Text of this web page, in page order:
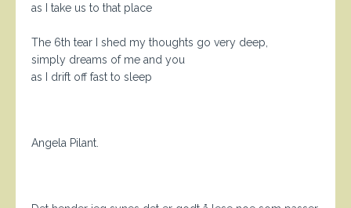
as I take us to that place
The 6th tear I shed my thoughts go very deep,
simply dreams of me and you
as I drift off fast to sleep
Angela Pilant.